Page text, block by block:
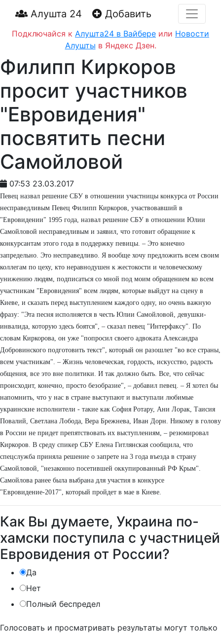
Алушта 24 Добавить
Подключайся к Алушта24 в Вайбере или Новости
Алушты в Яндекс Дзен.
Филипп Киркоров
просит участников
"Евровидения"
посвятить песни
Самойловой
07:53 23.03.2017
Певец назвал решение СБУ в отношении участницы конкурса от России
несправедливым Певец Филипп Киркоров, участвовавший в
"Евровидении" 1995 года, назвал решение СБУ в отношении Юлии
Самойловой несправедливым и заявил, что готовит обращение к
конкурсантам этого года в поддержку певицы. – Это конечно
запредельно. Это несправедливо. Я вообще хочу предложить всем своим
коллегам по цеху, кто неравнодушен к жестокости и человеческому
унижению людям, подписаться со мной под моим обращением ко всем
участникам "Евровидения" всем людям, которые выйдут на сцену в
Киеве, и сказать перед выступлением каждого одну, но очень важную
фразу: "Эта песня исполняется в честь Юлии Самойловой, девушки-
инвалида, которую здесь боятся", – сказал певец "Интерфаксу". По
словам Киркорова, он уже "попросил своего адвоката Александра
Добровинского подготовить текст", который он разошлет "во все страны,
всем участникам". – Жизнь человеческая, гордость, искусство, радость
общения, все это вне политики. И так должно быть. Все, что сейчас
происходит, конечно, просто безобразие", – добавил певец. – Я хотел бы
напомнить, что у нас в стране выступают и выступали любимые
украинские исполнители - такие как София Ротару, Ани Лорак, Таисия
Повалий, Светлана Лобода, Вера Брежнева, Иван Дорн. Никому в голову
в России не придет препятствовать их выступлениям, – резюмировал
Киркоров. В среду спикер СБУ Елена Гитлянская сообщила, что
спецслужба приняла решение о запрете на 3 года въезда в страну
Самойловой, "незаконно посетившей оккупированный РФ Крым".
Самойлова ранее была выбрана для участия в конкурсе
"Евровидение-2017", который пройдет в мае в Киеве.
Как Вы думаете, Украина по-
хамски поступила с участницей
Евровидения от России?
Да
Нет
Полный беспредел
Голосовать и просматривать результаты могут только